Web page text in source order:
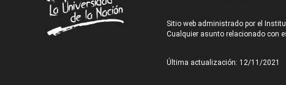
Sitio web administrado por el
Cualquier asunto relacionado con
Última actualización: 12/11/2021